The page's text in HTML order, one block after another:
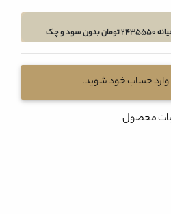
وارد حساب خود شوید.
محصول